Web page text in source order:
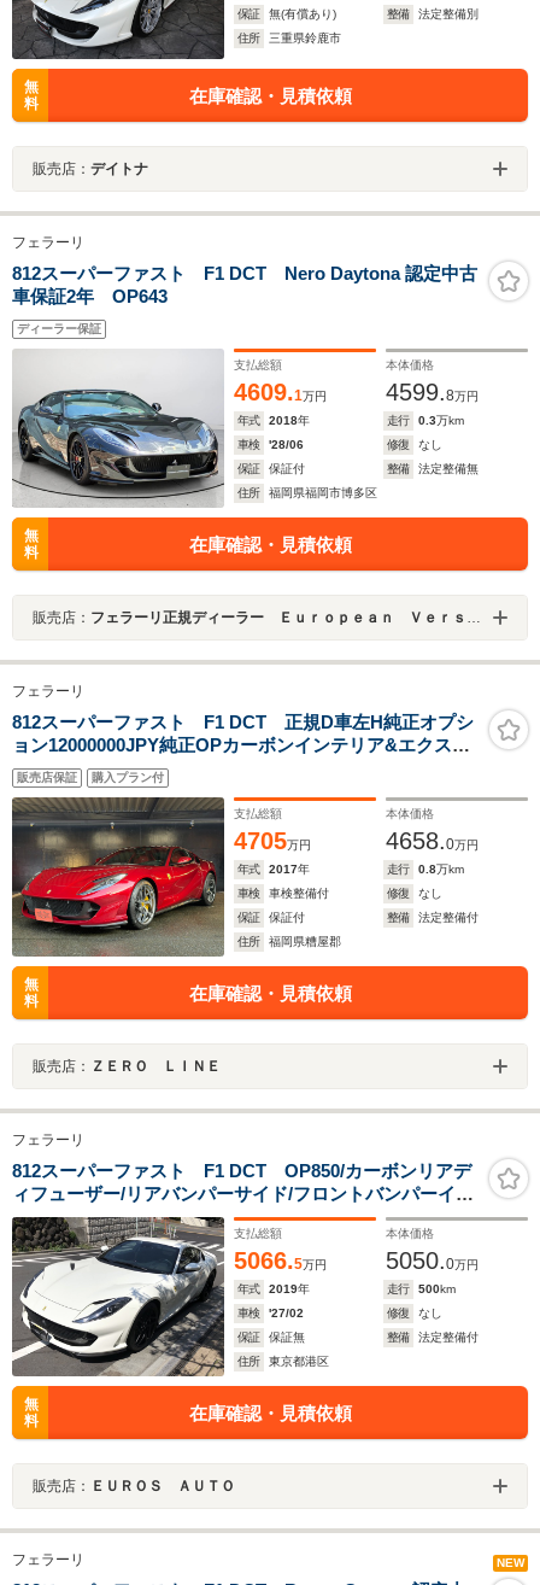
保証
無(有償あり) 整備
法定整備別
住所
三重県鈴鹿市
無
料
在庫確認・見積依頼
販売店： デイトナ
フェラーリ
812スーパーファスト F1 DCT Nero Daytona 認定中古
車保証2年 OP643
ディーラー保証
支払総額
4609.1万円
本体価格
4599.8万円
年式
2018年 走行 0.3万km
車検
'28/06 修復
なし
保証
保証付 整備
法定整備無
住所
福岡県福岡市博多区
無
料
在庫確認・見積依頼
販売店： フェラーリ正規ディーラー Ｅｕｒｏｐｅａｎ Ｖｅｒｓｉｏｎ ＨＡＫＡＴＡ
フェラーリ
812スーパーファスト F1 DCT 正規D車左H純正オプシ
ョン12000000JPY純正OPカーボンインテリア&エクステ
リアOPカーボンLEDドライバーゾーンOPカーボンレー
シングシートOP鍛造20インチホイルカーボンブレーキ
HDDナビ
販売店保証 購入プラン付
支払総額
4705万円
本体価格
4658.0万円
年式
2017年 走行 0.8万km
車検
車検整備付 修復
なし
保証
保証付 整備
法定整備付
住所
福岡県糟屋郡
無
料
在庫確認・見積依頼
販売店： ＺＥＲＯ ＬＩＮＥ
フェラーリ
812スーパーファスト F1 DCT OP850/カーボンリアデ
ィフューザー/リアバンパーサイド/フロントバンパーイン
サート/シルカバー/ドライバーゾーン/センターブリッジ
支払総額
5066.5万円
本体価格
5050.0万円
年式
2019年 走行 500km
車検
'27/02 修復
なし
保証
保証無 整備
法定整備付
住所
東京都港区
無
料
在庫確認・見積依頼
販売店： ＥＵＲＯＳ ＡＵＴＯ
フェラーリ NEW